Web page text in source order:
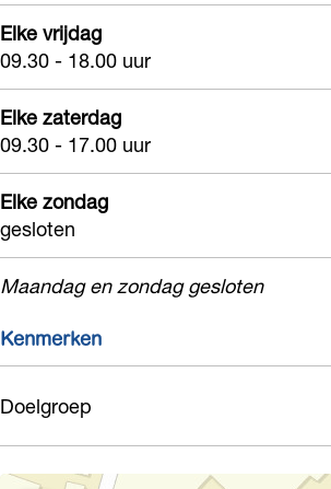
Elke vrijdag
09.30 - 18.00 uur
Elke zaterdag
09.30 - 17.00 uur
Elke zondag
gesloten
Maandag en zondag gesloten
Kenmerken
Doelgroep